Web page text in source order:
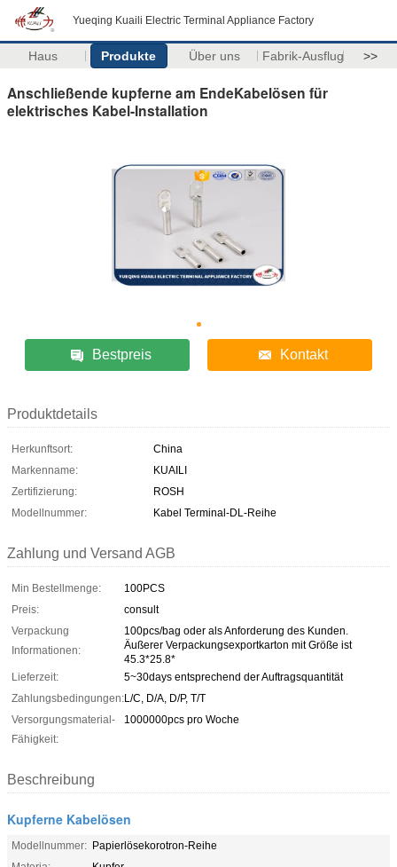
Yueqing Kuaili Electric Terminal Appliance Factory
Haus Produkte Über uns Fabrik-Ausflug >>
Anschließende kupferne am EndeKabelösen für
elektrisches Kabel-Installation
Bestpreis Kontakt
Produktdetails
Herkunftsort:
China
Markenname:
KUAILI
Zertifizierung:
ROSH
Modellnummer:
Kabel Terminal-DL-Reihe
Zahlung und Versand AGB
Min Bestellmenge:
100PCS
Preis:
consult
Verpackung
Informationen:
100pcs/bag oder als Anforderung des Kunden.
Äußerer Verpackungsexportkarton mit Größe ist
45.3*25.8*
Lieferzeit:
5~30days entsprechend der Auftragsquantität
Zahlungsbedingungen:L/C, D/A, D/P, T/T
Versorgungsmaterial-
Fähigkeit:
1000000pcs pro Woche
Beschreibung
Kupferne Kabelösen
Modellnummer: Papierlösekorotron-Reihe